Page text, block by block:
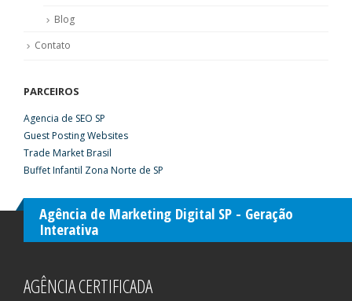
Blog
Contato
PARCEIROS
Agencia de SEO SP
Guest Posting Websites
Trade Market Brasil
Buffet Infantil Zona Norte de SP
Agência de Marketing Digital SP - Geração
Interativa
AGÊNCIA CERTIFICADA